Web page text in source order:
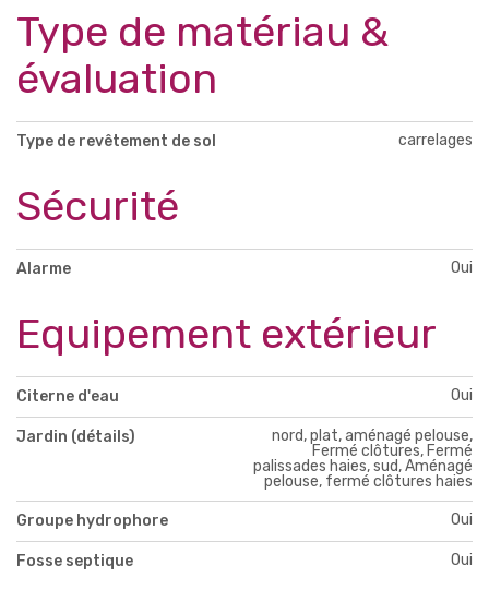
Type de matériau &
évaluation
Type de revêtement de sol carrelages
Sécurité
Alarme Oui
Equipement extérieur
Citerne d'eau Oui
Jardin (détails)
nord, plat, aménagé pelouse,
Fermé clôtures, Fermé
palissades haies, sud, Aménagé
pelouse, fermé clôtures haies
Groupe hydrophore Oui
Fosse septique Oui